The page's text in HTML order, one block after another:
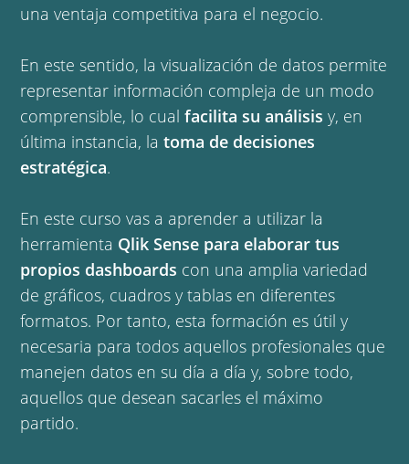
una ventaja competitiva para el negocio.
En este sentido, la visualización de datos permite
representar información compleja de un modo
comprensible, lo cualfacilita su análisis y, en
última instancia, latoma de decisiones
estratégica.
En este curso vas a aprender a utilizar la
herramienta Qlik Sense para elaborar tus
propios dashboards con una amplia variedad
de gráficos, cuadros y tablas en diferentes
formatos. Por tanto, esta formación es útil y
necesaria para todos aquellos profesionales que
manejen datos en su día a día y, sobre todo,
aquellos que desean sacarles el máximo
partido.